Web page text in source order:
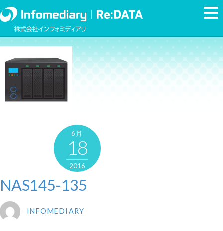
6月
18
2016
NAS145-135
INFOMEDIARY